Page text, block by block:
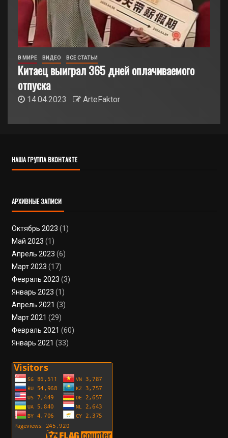
В МИРЕ ВИДЕО ВСЕ СТАТЬИ
Китаец выиграл 365 дней оплачиваемого
отпуска
14.04.2023 ArteFaktor
НАША ГРУППА ВКОНТАКТЕ
АРХИВНЫЕ ЗАПИСИ
Октябрь 2023 (1)
Май 2023 (1)
Апрель 2023 (6)
Март 2023 (17)
Февраль 2023 (3)
Январь 2023 (1)
Апрель 2021 (3)
Март 2021 (29)
Февраль 2021 (60)
Январь 2021 (33)